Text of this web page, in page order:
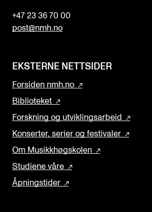
+47 23 36 70 00
post@nmh.no
EKSTERNE NETTSIDER
Forsiden nmh.no
Biblioteket
Forskning og utviklingsarbeid
Konserter, serier og festivaler
Om Musikkhøgskolen
Studiene våre
Åpningstider